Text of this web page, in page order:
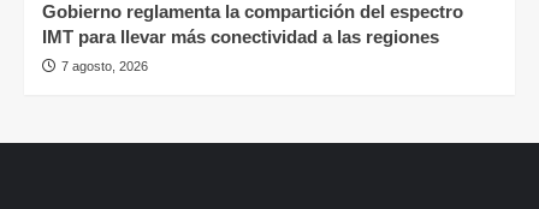
Gobierno reglamenta la compartición del espectro
IMT para llevar más conectividad a las regiones
7 agosto, 2026